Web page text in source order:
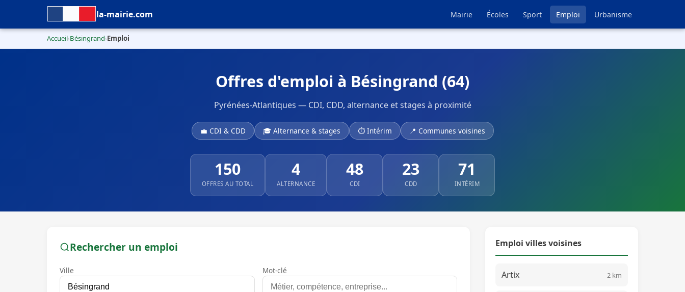
la-mairie.com Mairie Écoles Sport Emploi Urbanisme
Accueil›Bésingrand›Emploi
Offres d'emploi à Bésingrand (64)
Pyrénées-Atlantiques — CDI, CDD, alternance et stages à proximité
💼 CDI & CDD 🎓 Alternance & stages ⏱ Intérim 📍 Communes voisines
150
OFFRES AU TOTAL
4
ALTERNANCE
48
CDI
23
CDD
71
INTÉRIM
Rechercher un emploi
Ville Mot-clé
Emploi villes voisines
Artix 2 km